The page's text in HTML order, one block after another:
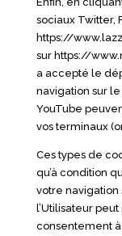
sociaux Twitter,
https://
sur https://
a accepté le
navigation sur
YouTube
vos terminaux
Ces types de
qu’à condition
votre navigation
l’Utilisateur
consentement